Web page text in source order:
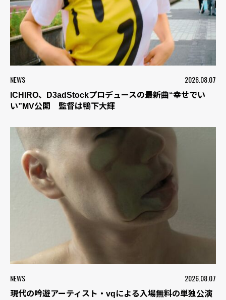
NEWS 2026.08.07
ICHIRO、D3adStockプロデュースの最新曲“幸せでい
い”MV公開 監督は鴨下大輝
NEWS 2026.08.07
現代の吟遊アーティスト・vqによる入場無料の単独公演